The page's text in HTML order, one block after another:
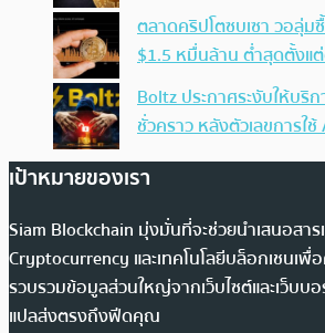
ตลาดคริปโตซบเซา วอลุ่ม
$1.5 หมื่นล้าน ต่ำสุดตั้งแ
Boltz ประกาศระงับให้บริ
ชั่วคราว หลังตัวเลขการใ
เป้าหมายของเรา
Siam Blockchain มุ่งมั่นที่จะช่วยนำเสนอสา
Cryptocurrency และเทคโนโลยีบล็อกเชนเพื่
รวบรวมข้อมูลส่วนใหญ่จากเว็บไซต์และเว็บบ
แปลส่งตรงถึงฟีดคุณ